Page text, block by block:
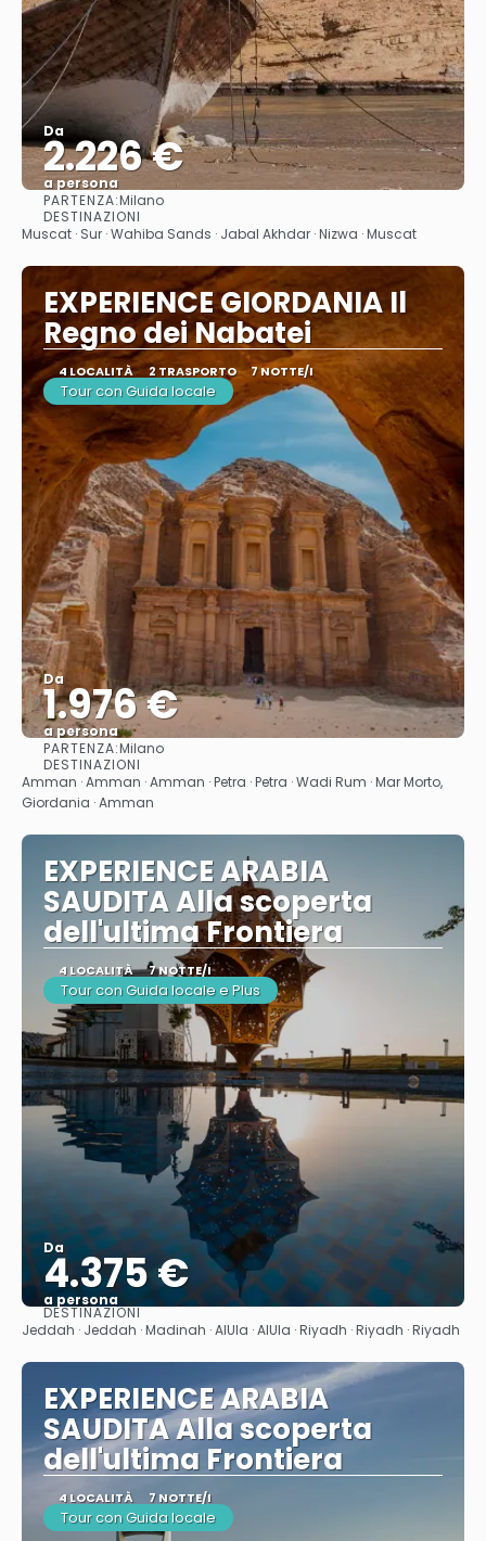
Da
2.226 €
a persona
PARTENZA:Milano
DESTINAZIONI
Muscat · Sur · Wahiba Sands · Jabal Akhdar · Nizwa · Muscat
EXPERIENCE GIORDANIA Il
Regno dei Nabatei
4 LOCALITÀ 2 TRASPORTO 7 NOTTE/I
Tour con Guida locale
Da
1.976 €
a persona
PARTENZA:Milano
DESTINAZIONI
Amman · Amman · Amman · Petra · Petra · Wadi Rum · Mar Morto,
Giordania · Amman
EXPERIENCE ARABIA
SAUDITA Alla scoperta
dell'ultima Frontiera
4 LOCALITÀ 7 NOTTE/I
Tour con Guida locale e Plus
Da
4.375 €
a persona
Vedere
DESTINAZIONI
Jeddah · Jeddah · Madinah · AlUla · AlUla · Riyadh · Riyadh · Riyadh
EXPERIENCE ARABIA
SAUDITA Alla scoperta
dell'ultima Frontiera
4 LOCALITÀ 7 NOTTE/I
Tour con Guida locale